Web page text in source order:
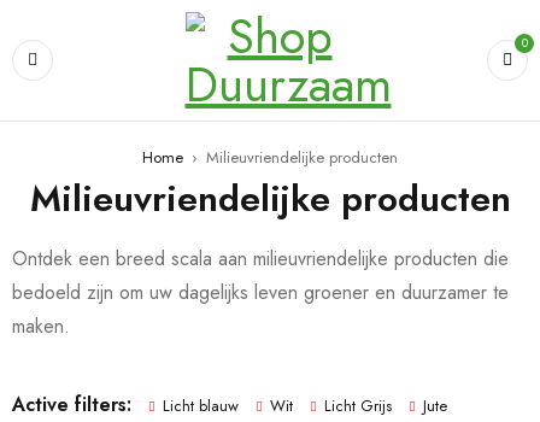
0
Home › Milieuvriendelijke producten
Milieuvriendelijke producten
Ontdek een breed scala aan milieuvriendelijke producten die
bedoeld zijn om uw dagelijks leven groener en duurzamer te
maken.
Active filters: Licht blauw Wit Licht Grijs Jute